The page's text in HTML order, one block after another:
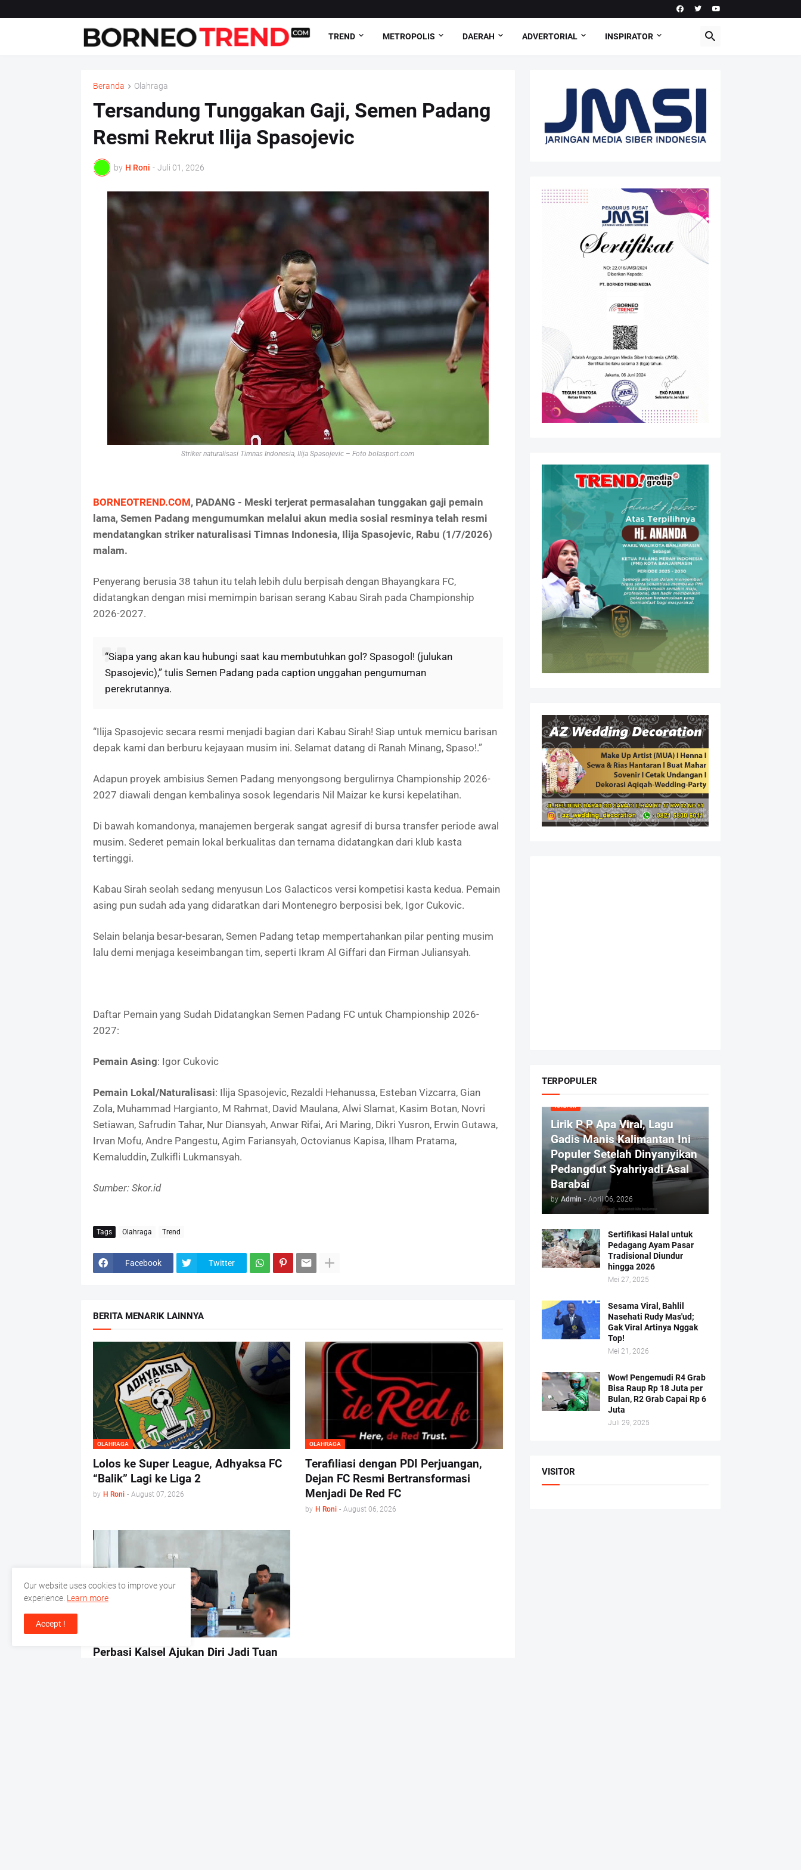
TREND METROPOLIS DAERAH ADVERTORIAL INSPIRATOR
Beranda Olahraga
Tersandung Tunggakan Gaji, Semen Padang
Resmi Rekrut Ilija Spasojevic
by H Roni - Juli 01, 2026
Striker naturalisasi Timnas Indonesia, Ilija Spasojevic – Foto bolasport.com
BORNEOTREND.COM, PADANG - Meski terjerat permasalahan tunggakan gaji pemain
lama, Semen Padang mengumumkan melalui akun media sosial resminya telah resmi
mendatangkan striker naturalisasi Timnas Indonesia, Ilija Spasojevic, Rabu (1/7/2026)
malam.
Penyerang berusia 38 tahun itu telah lebih dulu berpisah dengan Bhayangkara FC,
didatangkan dengan misi memimpin barisan serang Kabau Sirah pada Championship
2026-2027.
“Siapa yang akan kau hubungi saat kau membutuhkan gol? Spasogol! (julukan
Spasojevic),” tulis Semen Padang pada caption unggahan pengumuman
perekrutannya.
“Ilija Spasojevic secara resmi menjadi bagian dari Kabau Sirah! Siap untuk memicu barisan
depak kami dan berburu kejayaan musim ini. Selamat datang di Ranah Minang, Spaso!.”
Adapun proyek ambisius Semen Padang menyongsong bergulirnya Championship 2026-
2027 diawali dengan kembalinya sosok legendaris Nil Maizar ke kursi kepelatihan.
Di bawah komandonya, manajemen bergerak sangat agresif di bursa transfer periode awal
musim. Sederet pemain lokal berkualitas dan ternama didatangkan dari klub kasta
tertinggi.
Kabau Sirah seolah sedang menyusun Los Galacticos versi kompetisi kasta kedua. Pemain
asing pun sudah ada yang didaratkan dari Montenegro berposisi bek, Igor Cukovic.
Selain belanja besar-besaran, Semen Padang tetap mempertahankan pilar penting musim
lalu demi menjaga keseimbangan tim, seperti Ikram Al Giffari dan Firman Juliansyah.
Daftar Pemain yang Sudah Didatangkan Semen Padang FC untuk Championship 2026-
2027:
Pemain Asing: Igor Cukovic
Pemain Lokal/Naturalisasi: Ilija Spasojevic, Rezaldi Hehanussa, Esteban Vizcarra, Gian
Zola, Muhammad Hargianto, M Rahmat, David Maulana, Alwi Slamat, Kasim Botan, Novri
Setiawan, Safrudin Tahar, Nur Diansyah, Anwar Rifai, Ari Maring, Dikri Yusron, Erwin Gutawa,
Irvan Mofu, Andre Pangestu, Agim Fariansyah, Octovianus Kapisa, Ilham Pratama,
Kemaluddin, Zulkifli Lukmansyah.
Sumber: Skor.id
Tags Olahraga Trend
Facebook Twitter
BERITA MENARIK LAINNYA
OLAHRAGA
Lolos ke Super League, Adhyaksa FC
“Balik” Lagi ke Liga 2
by H Roni - August 07, 2026
OLAHRAGA
Terafiliasi dengan PDI Perjuangan,
Dejan FC Resmi Bertransformasi
Menjadi De Red FC
by H Roni - August 06, 2026
Perbasi Kalsel Ajukan Diri Jadi Tuan
TERPOPULER
RAGAM
Lirik P P Apa Viral, Lagu
Gadis Manis Kalimantan Ini
Populer Setelah Dinyanyikan
Pedangdut Syahriyadi Asal
Barabai
by Admin - April 06, 2026
Sertifikasi Halal untuk
Pedagang Ayam Pasar
Tradisional Diundur
hingga 2026
Mei 27, 2025
Sesama Viral, Bahlil
Nasehati Rudy Mas'ud;
Gak Viral Artinya Nggak
Top!
Mei 21, 2026
Wow! Pengemudi R4 Grab
Bisa Raup Rp 18 Juta per
Bulan, R2 Grab Capai Rp 6
Juta
Juli 29, 2025
VISITOR
Our website uses cookies to improve your
experience. Learn more
Accept !